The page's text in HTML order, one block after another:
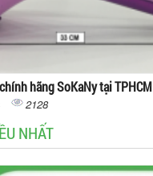
hãng SoKaNy tại TPHCM
2128
NHẤT